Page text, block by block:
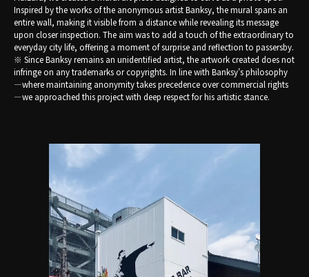
Inspired by the works of the anonymous artist Banksy, the mural spans an
entire wall, making it visible from a distance while revealing its message
upon closer inspection. The aim was to add a touch of the extraordinary to
everyday city life, offering a moment of surprise and reflection to passersby.
※ Since Banksy remains an unidentified artist, the artwork created does not
infringe on any trademarks or copyrights. In line with Banksy’s philosophy
—where maintaining anonymity takes precedence over commercial rights
—we approached this project with deep respect for his artistic stance.